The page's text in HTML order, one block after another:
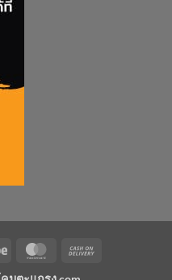
Stripe MasterCard